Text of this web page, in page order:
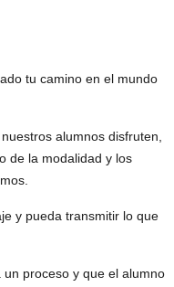
tu camino en el mundo
alumnos disfruten,
de la modalidad y los
y pueda transmitir lo que
proceso y que el alumno